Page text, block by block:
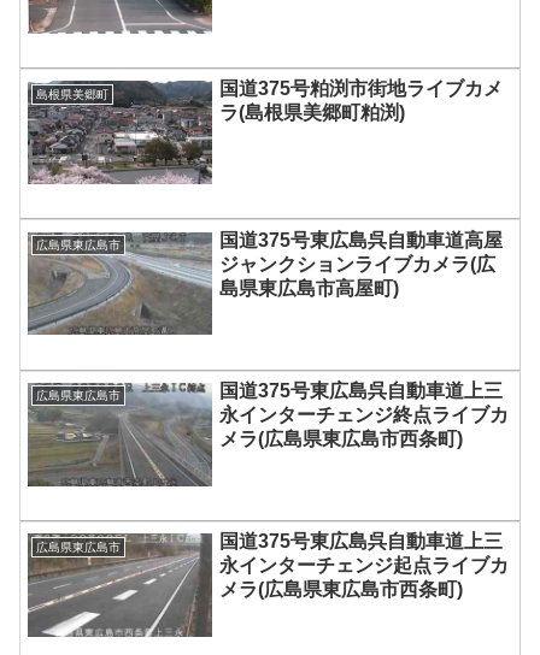
島根県美郷町
国道375号粕渕市街地ライブカメ
ラ(島根県美郷町粕渕)
広島県東広島市
国道375号東広島呉自動車道高屋
ジャンクションライブカメラ(広
島県東広島市高屋町)
広島県東広島市
国道375号東広島呉自動車道上三
永インターチェンジ終点ライブカ
メラ(広島県東広島市西条町)
広島県東広島市
国道375号東広島呉自動車道上三
永インターチェンジ起点ライブカ
メラ(広島県東広島市西条町)